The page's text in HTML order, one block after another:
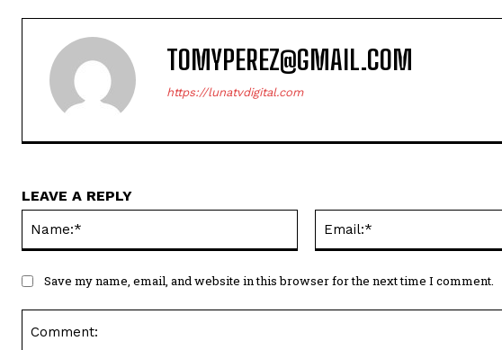
TOMYPEREZ@GMAIL.COM
https://lunatvdigital.com
LEAVE A REPLY
Save my name, email, and website in this browser for the next time I comment.